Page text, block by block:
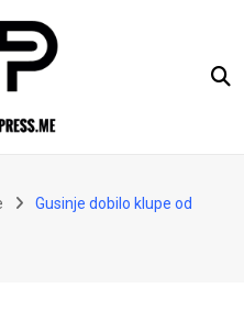
Gusinje dobilo klupe od